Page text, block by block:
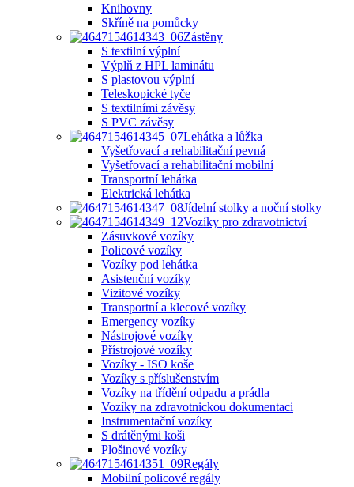
Knihovny
Skříně na pomůcky
Zástěny
S textilní výplní
Výplň z HPL laminátu
S plastovou výplní
Teleskopické tyče
S textilními závěsy
S PVC závěsy
Lehátka a lůžka
Vyšetřovací a rehabilitační pevná
Vyšetřovací a rehabilitační mobilní
Transportní lehátka
Elektrická lehátka
Jídelní stolky a noční stolky
Vozíky pro zdravotnictví
Zásuvkové vozíky
Policové vozíky
Vozíky pod lehátka
Asistenční vozíky
Vizitové vozíky
Transportní a klecové vozíky
Emergency vozíky
Nástrojové vozíky
Přístrojové vozíky
Vozíky - ISO koše
Vozíky s příslušenstvím
Vozíky na třídění odpadu a prádla
Vozíky na zdravotnickou dokumentaci
Instrumentační vozíky
S drátěnými koši
Plošinové vozíky
Regály
Mobilní policové regály